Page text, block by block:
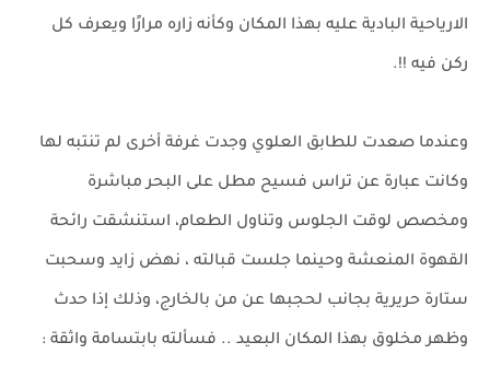
الارياحية البادية عليه بهذا المكان وكأنه زاره مرارًا ويعرف كل
ركن فيه !!.
وعندما صعدت للطابق العلوي وجدت غرفة أخرى لم تنتبه لها
وكانت عبارة عن تراس فسيح مطل على البحر مباشرة
ومخصص لوقت الجلوس وتناول الطعام، استنشقت رائحة
القهوة المنعشة وحينما جلست قبالته ، نهض زايد وسحبت
ستارة حريرية بجانب لحجبها عن من بالخارج، وذلك إذا حدث
وظهر مخلوق بهذا المكان البعيد .. فسألته بابتسامة واثقة :